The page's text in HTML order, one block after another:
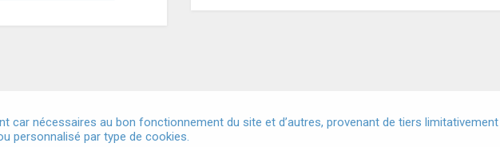
nécessaires au bon fonctionnement du site et d’autres, provenant de tiers
personnalisé par type de cookies.